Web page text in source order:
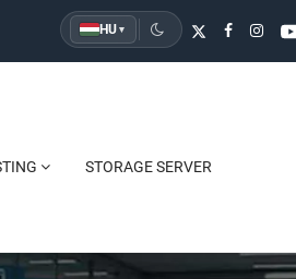
HU ▾
STORAGE SERVER